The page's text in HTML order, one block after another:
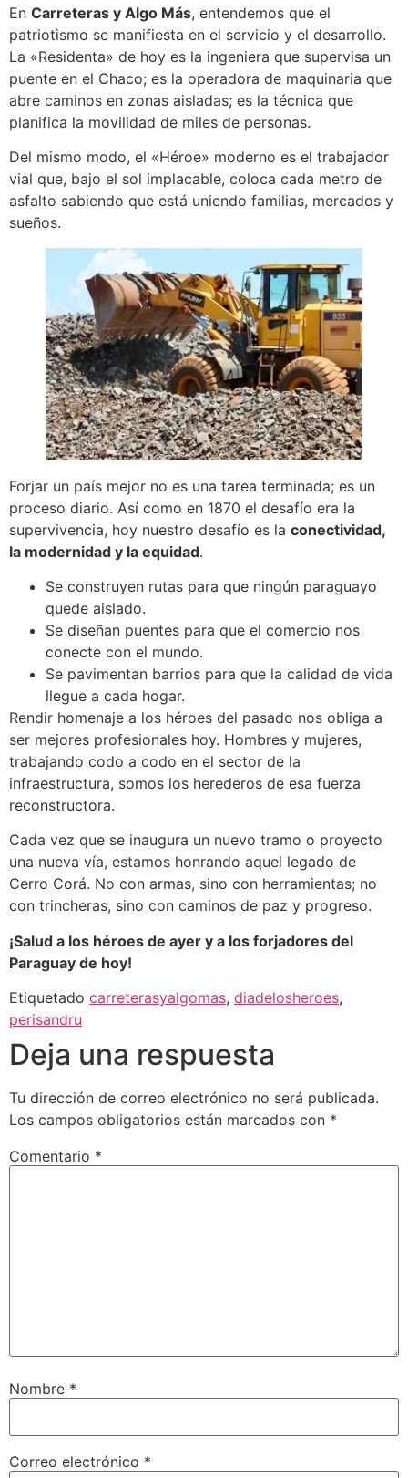
En Carreteras y Algo Más, entendemos que el
patriotismo se manifiesta en el servicio y el desarrollo.
La «Residenta» de hoy es la ingeniera que supervisa un
puente en el Chaco; es la operadora de maquinaria que
abre caminos en zonas aisladas; es la técnica que
planifica la movilidad de miles de personas.
Del mismo modo, el «Héroe» moderno es el trabajador
vial que, bajo el sol implacable, coloca cada metro de
asfalto sabiendo que está uniendo familias, mercados y
sueños.
Forjar un país mejor no es una tarea terminada; es un
proceso diario. Así como en 1870 el desafío era la
supervivencia, hoy nuestro desafío es la conectividad,
la modernidad y la equidad.
Se construyen rutas para que ningún paraguayo
quede aislado.
Se diseñan puentes para que el comercio nos
conecte con el mundo.
Se pavimentan barrios para que la calidad de vida
llegue a cada hogar.
Rendir homenaje a los héroes del pasado nos obliga a
ser mejores profesionales hoy. Hombres y mujeres,
trabajando codo a codo en el sector de la
infraestructura, somos los herederos de esa fuerza
reconstructora.
Cada vez que se inaugura un nuevo tramo o proyecto
una nueva vía, estamos honrando aquel legado de
Cerro Corá. No con armas, sino con herramientas; no
con trincheras, sino con caminos de paz y progreso.
¡Salud a los héroes de ayer y a los forjadores del
Paraguay de hoy!
Etiquetado carreterasyalgomas, diadelosheroes,
perisandru
Deja una respuesta
Tu dirección de correo electrónico no será publicada.
Los campos obligatorios están marcados con *
Comentario *
Nombre *
Correo electrónico *